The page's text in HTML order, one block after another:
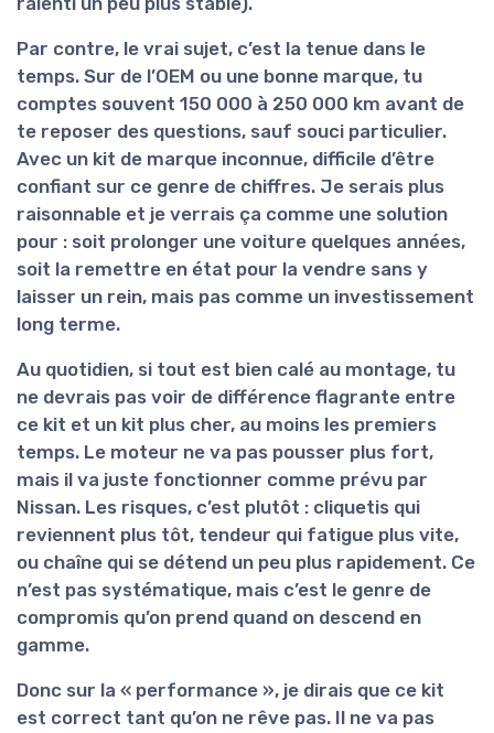
Par contre, le vrai sujet, c’est la tenue dans le
temps. Sur de l’OEM ou une bonne marque, tu
comptes souvent 150 000 à 250 000 km avant de
te reposer des questions, sauf souci particulier.
Avec un kit de marque inconnue, difficile d’être
confiant sur ce genre de chiffres. Je serais plus
raisonnable et je verrais ça comme une solution
pour : soit prolonger une voiture quelques années,
soit la remettre en état pour la vendre sans y
laisser un rein, mais pas comme un investissement
long terme.
Au quotidien, si tout est bien calé au montage, tu
ne devrais pas voir de différence flagrante entre
ce kit et un kit plus cher, au moins les premiers
temps. Le moteur ne va pas pousser plus fort,
mais il va juste fonctionner comme prévu par
Nissan. Les risques, c’est plutôt : cliquetis qui
reviennent plus tôt, tendeur qui fatigue plus vite,
ou chaîne qui se détend un peu plus rapidement. Ce
n’est pas systématique, mais c’est le genre de
compromis qu’on prend quand on descend en
gamme.
Donc sur la « performance », je dirais que ce kit
est correct tant qu’on ne rêve pas. Il ne va pas